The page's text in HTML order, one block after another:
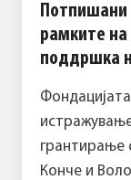
Потпишани
рамките
поддршка
грантирање
Конче и